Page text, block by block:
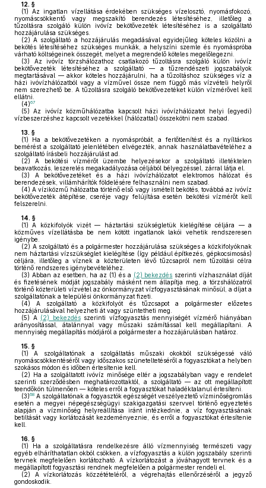
12. §
(1) Az ingatlan vízellátása érdekében szükséges vízelosztó, nyomásfokozó,
nyomáscsökkentő vagy megszakító berendezés létesítéséhez, illetőleg a
tűzoltásra szolgáló külön ivóvíz bekötővezeték létesítéséhez is a szolgáltató
hozzájárulása szükséges.
(2) A szolgáltató a hozzájárulás megadásával egyidejűleg köteles közölni a
bekötés létesítéséhez szükséges munkák, a helyszíni szemle és nyomáspróba
várható költségeinek összegét, melyet a megrendelő köteles megelőlegezni.
(3) Az ivóvíz törzshálózathoz csatlakozó tűzoltásra szolgáló külön ivóvíz
bekötővezeték létesítéséhez a szolgáltató — a tűzrendészeti jogszabályok
megtartásával — akkor köteles hozzájárulni, ha a tűzoltáshoz szükséges víz a
házi ivóvízhálózatból vagy a vízművel össze nem függő más vízvételi helyről
nem szerezhető be. A tűzoltásra szolgáló bekötővezetéket külön vízmérővel kell
ellátni.
(4)67
(5) Az ivóvíz közműhálózatba kapcsolt házi ivóvízhálózatot helyi (egyedi)
vízbeszerzéshez kapcsolt vezetékkel (hálózattal) összekötni nem szabad.
13. §
(1) Ha a bekötővezetéken a nyomáspróbát, a fertőtlenítést és a nyíltárkos
bemérést a szolgáltató jelenlétében elvégezték, annak használatbavételéhez a
szolgáltató írásbeli hozzájárulást ad.
(2) A bekötési vízmérőt üzembe helyezésekor a szolgáltató illetéktelen
beavatkozás, leszerelés megakadályozása céljából bélyegzéssel, zárral látja el.
(3) A bekötővezetéket és a házi ivóvízhálózatot elektromos hálózat és
berendezések, villámhárítók földelésére felhasználni nem szabad.
(4) A víziközmű hálózatba történő első vagy ismételt bekötés, továbbá az ivóvíz
bekötővezeték átépítése, cseréje vagy felújítása esetén bekötési vízmérőt kell
felszerelni.
14. §
(1) A közkifolyók vizét — háztartási szükségletük kielégítése céljára — a
közműves vízellátásba be nem kötött ingatlanok lakói vehetik rendszeresen
igénybe.
(2) A szolgáltató és a polgármester hozzájárulása szükséges a közkifolyóknak
nem háztartási vízszükséglet kielégítése (így például építkezés, gépkocsimosás)
céljára, illetőleg a víznek a közterületen lévő tűzcsapról nem tűzoltási célra
történő rendszeres igénybevételéhez.
(3) Abban az esetben, ha az (1) és a (2) bekezdés szerinti vízhasználat díját
és fizetésének módját jogszabály másként nem állapítja meg, a törzshálózatról
történő közterületi vízvétel az önkormányzat vízfogyasztásának minősül, a díjat a
szolgáltatónak a települési önkormányzat fizeti.
(4) A szolgáltató a közkifolyót és tűzcsapot a polgármester előzetes
hozzájárulásával helyezheti át vagy szüntetheti meg.
(5) A (2) bekezdésszerinti vízfogyasztás mennyiségét vízmérő hiányában
arányosítással, átalánnyal vagy műszaki számítással kell megállapítani. A
mennyiség megállapítás módjáról a polgármester a hozzájárulásban határoz.
15. §
(1) A szolgáltatónak a szolgáltatás műszaki okokból szükségessé váló
nyomáscsökkentéséről vagy időszakos szüneteltetéséről a fogyasztókat a helyben
szokásos módon és időben értesítenie kell.
(2) Ha a szolgáltatott ivóvíz minősége eltér a jogszabályban vagy e rendelet
szerinti szerződésben meghatározottaktól, a szolgáltató — az ott megállapított
teendőkön túlmenően — köteles erről a fogyasztókat haladéktalanul értesíteni.
(3)68 A szolgáltatónak a fogyasztók egészségét veszélyeztető vízminőségromlás
esetén a megyei népegészségügyi szakigazgatási szervvel történő egyeztetés
alapján a vízminőség helyreállítása iránt intézkednie, a víz fogyasztásának
betiltását vagy korlátozását kezdeményeznie, és erről a fogyasztókat értesítenie
kell.
16. §
(1) Ha a szolgáltatásra rendelkezésre álló vízmennyiség természeti vagy
egyéb elháríthatatlan okból csökken, a vízfogyasztás a külön jogszabály szerinti
tervnek megfelelően korlátozható. A vízkorlátozást a jóváhagyott tervnek és a
megállapított fogyasztási rendnek megfelelően a polgármester rendeli el.
(2) A vízkorlátozás közzétételéről, a végrehajtás ellenőrzéséről a jegyző
gondoskodik.